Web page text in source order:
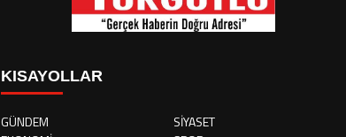
KISAYOLLAR
GÜNDEM
SİYASET